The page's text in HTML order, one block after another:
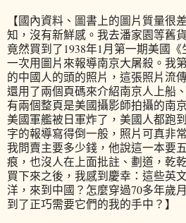
【國內資料、圖書上的圖片質量很
知，沒有新鮮感。我去潘家園等舊
竟然買到了1938年1月第一期美國
一次用圖片來報導南京大屠殺。我
的中國人的頭的照片，這張照片流
還用了兩個頁碼來介紹南京人上船
有兩個整頁是美國攝影師拍攝的南
美國軍艦被日軍炸了，美國人都
字的報導寫得倒一般，照片可真非
我問賣主要多少錢，他說這一本要
痕，也沒人在上面批註、劃道，乾
買下來之後，我感到慶幸：這些英
洋，來到中國？怎麼穿過70多年歲
到了正巧需要它們的我的手中？】